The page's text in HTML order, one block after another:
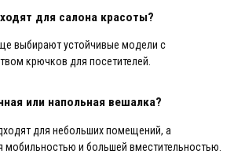
для салона красоты?
выбирают устойчивые модели с
крючков для посетителей.
или напольная вешалка?
для небольших помещений, а
мобильностью и большей вместительностью.